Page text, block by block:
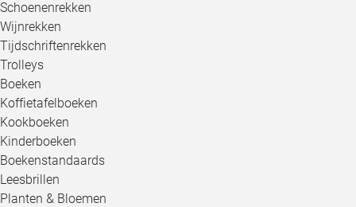
Schoenenrekken
Wijnrekken
Tijdschriftenrekken
Trolleys
Boeken
Koffietafelboeken
Kookboeken
Kinderboeken
Boekenstandaards
Leesbrillen
Planten & Bloemen